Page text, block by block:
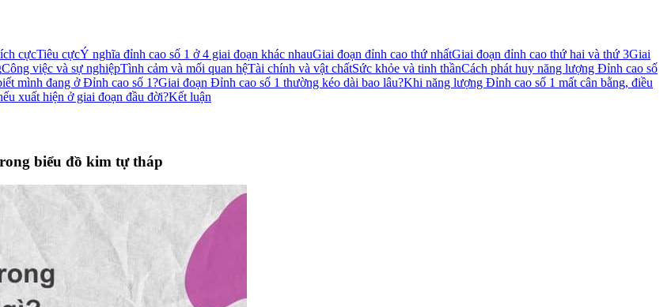
cựcTiêu cựcÝ nghĩa đỉnh cao số 1 ở 4 giai đoạn khác nhauGiai đoạn đỉnh cao thứ nhấtGiai đoạn đỉnh cao thứ hai và thứ 3Giai
Công việc và sự nghiệpTình cảm và mối quan hệTài chính và vật chấtSức khỏe và tinh thầnCách phát huy năng lượng Đỉnh cao số
mình đang ở Đỉnh cao số 1?Giai đoạn Đỉnh cao số 1 thường kéo dài bao lâu?Khi năng lượng Đỉnh cao số 1 mất cân bằng, điều
xuất hiện ở giai đoạn đầu đời?Kết luận
biểu đồ kim tự tháp